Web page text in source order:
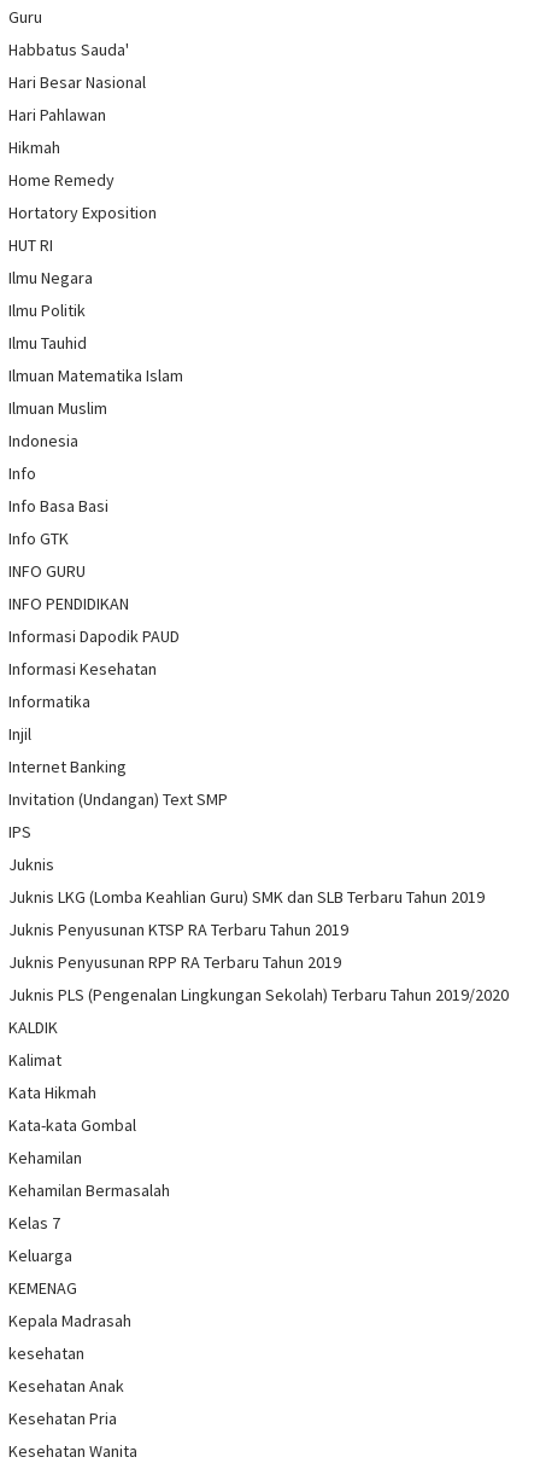
Guru
Habbatus Sauda'
Hari Besar Nasional
Hari Pahlawan
Hikmah
Home Remedy
Hortatory Exposition
HUT RI
Ilmu Negara
Ilmu Politik
Ilmu Tauhid
Ilmuan Matematika Islam
Ilmuan Muslim
Indonesia
Info
Info Basa Basi
Info GTK
INFO GURU
INFO PENDIDIKAN
Informasi Dapodik PAUD
Informasi Kesehatan
Informatika
Injil
Internet Banking
Invitation (Undangan) Text SMP
IPS
Juknis
Juknis LKG (Lomba Keahlian Guru) SMK dan SLB Terbaru Tahun 2019
Juknis Penyusunan KTSP RA Terbaru Tahun 2019
Juknis Penyusunan RPP RA Terbaru Tahun 2019
Juknis PLS (Pengenalan Lingkungan Sekolah) Terbaru Tahun 2019/2020
KALDIK
Kalimat
Kata Hikmah
Kata-kata Gombal
Kehamilan
Kehamilan Bermasalah
Kelas 7
Keluarga
KEMENAG
Kepala Madrasah
kesehatan
Kesehatan Anak
Kesehatan Pria
Kesehatan Wanita